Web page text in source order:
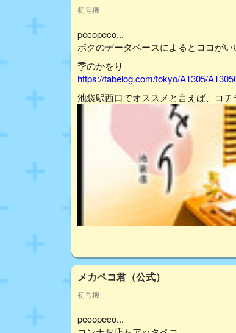
初号機
pecopeco...
ボクのデータベースによるとココがい
季のかをり
https://tabelog.com/tokyo/A1305/
池袋駅西口でオススメと言えば、コチ
メカペコ君（公式）
初号機
pecopeco...